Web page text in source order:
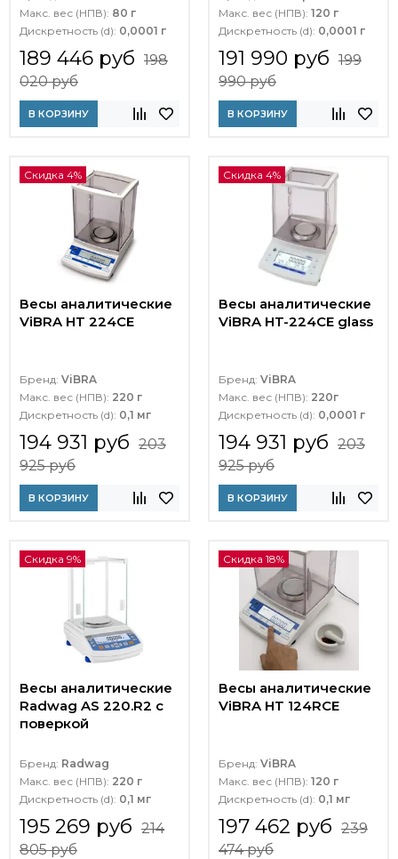
Макс. вес (НПВ): 80 г
Дискретность (d): 0,0001 г
189 446 руб 198
020 руб
В КОРЗИНУ
Макс. вес (НПВ): 120 г
Дискретность (d): 0,0001 г
191 990 руб 199
990 руб
В КОРЗИНУ
Скидка 4%
Весы аналитические
ViBRA HT 224CE
Бренд: ViBRA
Макс. вес (НПВ): 220 г
Дискретность (d): 0,1 мг
194 931 руб 203
925 руб
В КОРЗИНУ
Скидка 4%
Весы аналитические
ViBRA HT-224CE glass
Бренд: ViBRA
Макс. вес (НПВ): 220г
Дискретность (d): 0,0001 г
194 931 руб 203
925 руб
В КОРЗИНУ
Скидка 9%
Весы аналитические
Radwag AS 220.R2 с
поверкой
Бренд: Radwag
Макс. вес (НПВ): 220 г
Дискретность (d): 0,1 мг
195 269 руб 214
805 руб
Скидка 18%
Весы аналитические
ViBRA HT 124RCE
Бренд: ViBRA
Макс. вес (НПВ): 120 г
Дискретность (d): 0,1 мг
197 462 руб 239
474 руб